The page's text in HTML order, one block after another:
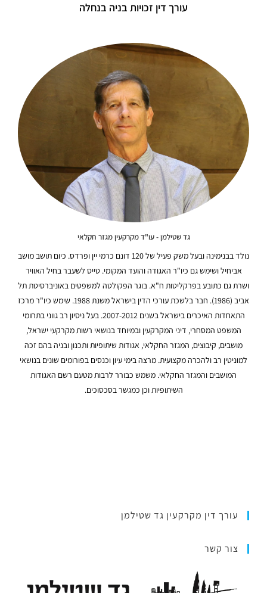
עורך דין זכויות בניה בנחלה
גד שטילמן - עו"ד מקרקעין מגזר חקלאי
נולד בבנימינה ובעל משק פעיל של 120 דונם כרמי יין ופרדס. כיום תושב מושב
אביחיל ושימש גם כיו"ר האגודה והועד המקומי. טייס לשעבר בחיל האוויר
ושרת גם כתובע בפרקליטות ח"א. בוגר הפקולטה למשפטים באוניברסיטת תל
אביב (1986). חבר בלשכת עורכי הדין בישראל משנת 1988. שימש כיו"ר מרכז
התאחדות האיכרים בישראל בשנים 2007-2012. בעל ניסיון רב גווני בתחומי
המשפט המסחרי, דיני המקרקעין ובמיוחד בנושאי רשות מקרקעי ישראל,
מושבים, קיבוצים, המגזר החקלאי, אגודות שיתופיות ותכנון ובניה בהם זכה
למוניטין רב ולהכרה מקצועית. מרצה בימי עיון וכנסים בפורומים שונים בנושאי
המושבים והמגזר החקלאי. משמש כבורר לרבות מטעם רשם האגודות
השיתופיות וכן כמגשר בסכסוכים.
עורך דין מקרקעין גד שטילמן
צור קשר